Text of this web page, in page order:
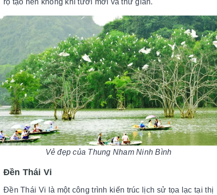
Vẻ đẹp của Thung Nham Ninh Bình
Đền Thái Vi
Đền Thái Vi là một công trình kiến trúc lịch sử tọa lạc tại thị